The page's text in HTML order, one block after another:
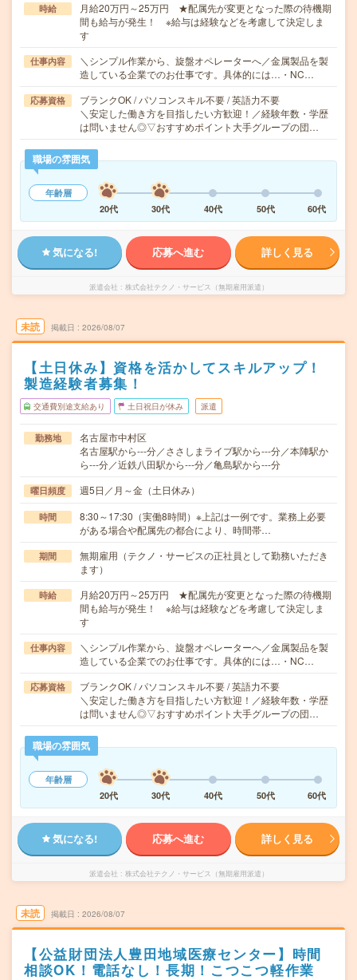
時給
月給20万円～25万円 ★配属先が変更となった際の待機期
間も給与が発生！ ※給与は経験などを考慮して決定しま
す
仕事内容
＼シンプル作業から、旋盤オペレーターへ／金属製品を製
造している企業でのお仕事です。具体的には…・NC…
応募資格
ブランクOK / パソコンスキル不要 / 英語力不要
＼安定した働き方を目指したい方歓迎！／経験年数・学歴
は問いません◎▽おすすめポイント大手グループの団…
職場の雰囲気
年齢層
20代
30代 40代 50代 60代
気になる! 応募へ進む 詳しく見る
派遣会社 株式会社テクノ・サービス（無期雇用派遣）
未読 掲載日 2026/08/07
【土日休み】資格を活かしてスキルアップ！
製造経験者募集！
交通費別途支給あり 土日祝日が休み 派遣
勤務地
名古屋市中村区
名古屋駅から---分／ささしまライブ駅から---分／本陣駅か
ら---分／近鉄八田駅から---分／亀島駅から---分
曜日頻度 週5日／月～金（土日休み）
時間
8:30～17:30（実働8時間）※上記は一例です。業務上必要
がある場合や配属先の都合により、時間帯…
期間
無期雇用（テクノ・サービスの正社員として勤務いただき
ます）
時給
月給20万円～25万円 ★配属先が変更となった際の待機期
間も給与が発生！ ※給与は経験などを考慮して決定しま
す
仕事内容
＼シンプル作業から、旋盤オペレーターへ／金属製品を製
造している企業でのお仕事です。具体的には…・NC…
応募資格
ブランクOK / パソコンスキル不要 / 英語力不要
＼安定した働き方を目指したい方歓迎！／経験年数・学歴
は問いません◎▽おすすめポイント大手グループの団…
職場の雰囲気
年齢層
20代
30代 40代 50代 60代
気になる! 応募へ進む 詳しく見る
派遣会社 株式会社テクノ・サービス（無期雇用派遣）
未読 掲載日 2026/08/07
【公益財団法人豊田地域医療センター】時間
相談OK！電話なし！長期！こつこつ軽作業